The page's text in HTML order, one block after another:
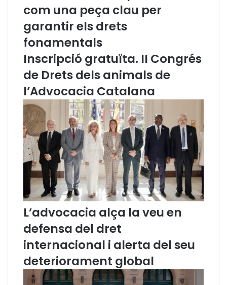
i
f
o
r
m
t
i
u
d
e
P
o
l
í
t
c
a
i
n
g
ü
í
a
a
com una peça clau per
garantir els drets
fonamentals
Inscripció gratuïta. II Congrés
de Drets dels animals de
l’Advocacia Catalana
L’advocacia alça la veu en
defensa del dret
internacional i alerta del seu
deteriorament global